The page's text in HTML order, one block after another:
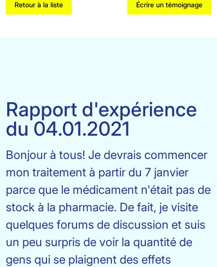
Retour à la liste Écrire un témoignage
Rapport d'expérience
du 04.01.2021
Bonjour à tous! Je devrais commencer
mon traitement à partir du 7 janvier
parce que le médicament n'était pas de
stock à la pharmacie. De fait, je visite
quelques forums de discussion et suis
un peu surpris de voir la quantité de
gens qui se plaignent des effets